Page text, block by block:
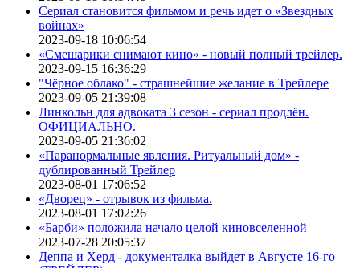
Сериал становится фильмом и речь идет о «Звездных
войнах»
2023-09-18 10:06:54
«Смешарики снимают кино» - новый полный трейлер.
2023-09-15 16:36:29
"Чёрное облако" - страшнейшие желание в Трейлере
2023-09-05 21:39:08
Линкольн для адвоката 3 сезон - сериал продлён.
ОФИЦИАЛЬНО.
2023-09-05 21:36:02
«Паранормальные явления. Ритуальный дом» -
дублированный Трейлер
2023-08-01 17:06:52
«Дворец» - отрывок из фильма.
2023-08-01 17:02:26
«Барби» положила начало целой киновселенной
2023-07-28 20:05:37
Деппа и Херд - документалка выйдет в Августе 16-го